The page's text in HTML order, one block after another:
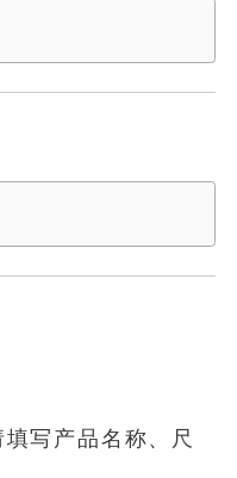
写产品名称、尺